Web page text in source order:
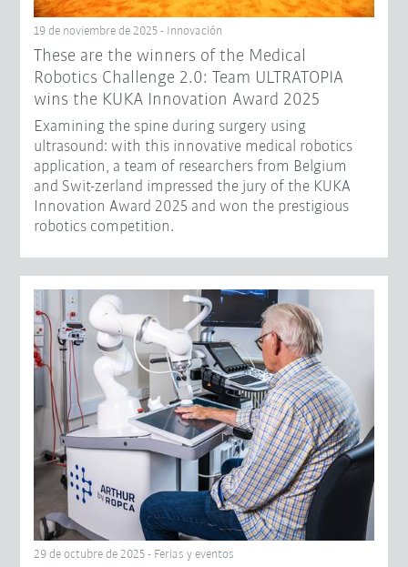
19 de noviembre de 2025 - Innovación
These are the winners of the Medical
Robotics Challenge 2.0: Team ULTRATOPIA
wins the KUKA Innovation Award 2025
Examining the spine during surgery using
ultrasound: with this innovative medical robotics
application, a team of researchers from Belgium
and Swit-zerland impressed the jury of the KUKA
Innovation Award 2025 and won the prestigious
robotics competition.
29 de octubre de 2025 - Ferias y eventos